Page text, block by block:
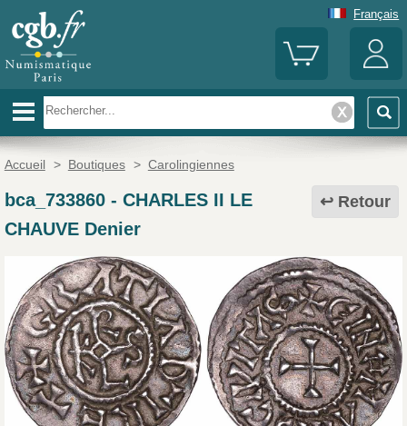
Français
Accueil > Boutiques > Carolingiennes
Retour
bca_733860- CHARLES II LE
CHAUVE Denier